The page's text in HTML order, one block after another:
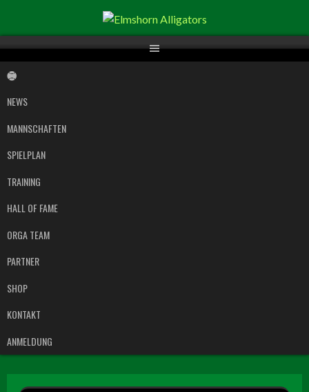
Inhalt
NEWS
MANNSCHAFTEN
SPIELPLAN
TRAINING
HALL OF FAME
ORGA TEAM
PARTNER
SHOP
KONTAKT
ANMELDUNG